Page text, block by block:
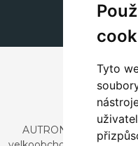
Tyto
AUTRONIC, s.r.o. je